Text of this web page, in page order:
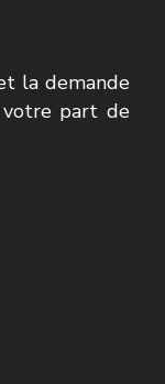
la demande
part de